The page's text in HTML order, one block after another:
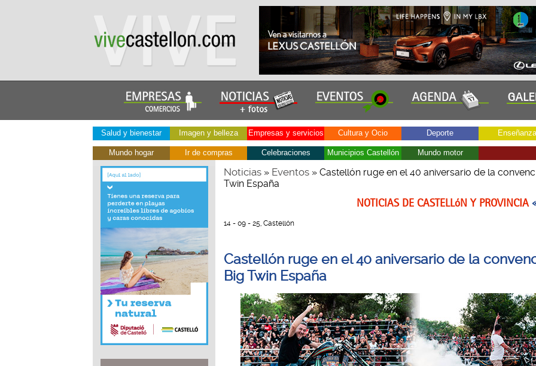
Salud y bienestar Imagen y belleza Empresas y servicios Cultura y Ocio Deporte Enseñanza
Mundo hogar Ir de compras Celebraciones Municipios Castellón Mundo motor
Noticias» Eventos» Castellón ruge en el 40 aniversario de la
Twin España
NOTICIAS DE CASTELLóN Y PROVINCIA
14 - 09 - 25, Castellón
Castellón ruge en el 40 aniversario de la
Big Twin España